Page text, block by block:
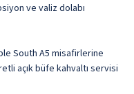
ve valiz dolabı
South A5 misafirlerine
açık büfe kahvaltı servisi